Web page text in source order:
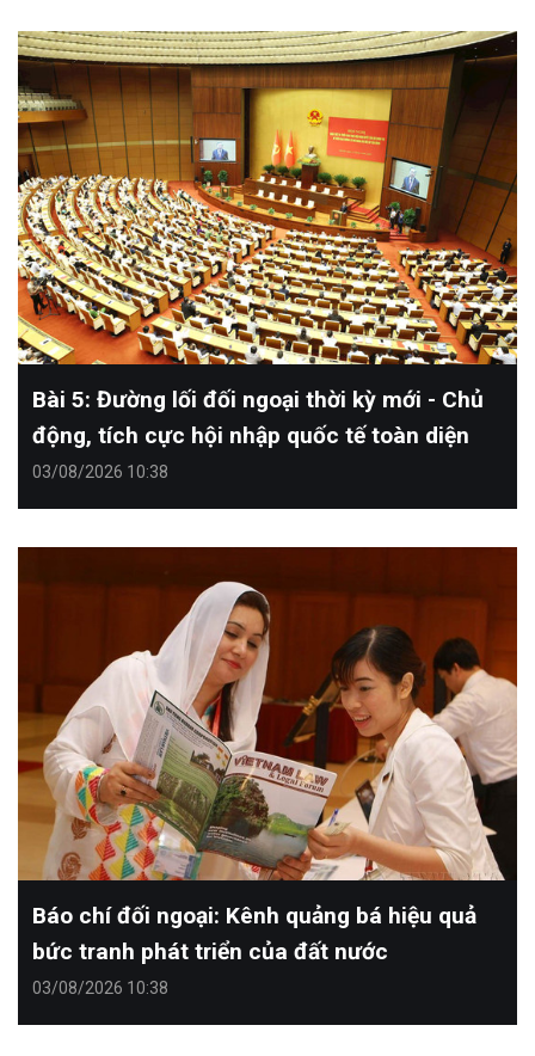
Bài 5: Đường lối đối ngoại thời kỳ mới - Chủ
động, tích cực hội nhập quốc tế toàn diện
03/08/2026 10:38
Báo chí đối ngoại: Kênh quảng bá hiệu quả
bức tranh phát triển của đất nước
03/08/2026 10:38